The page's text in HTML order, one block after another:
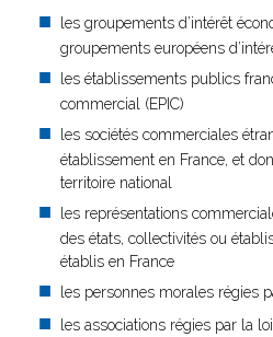
les groupements d’intérêt
groupements européens
les établissements publics
commercial (EPIC)
les sociétés commerciales
établissement en France, et
territoire national
les représentations
des états, collectivités ou
établis en France
les personnes morales régies
les associations régies par la